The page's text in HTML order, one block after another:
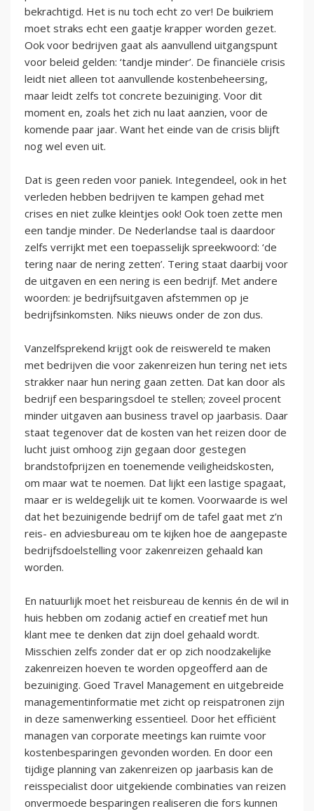
bekrachtigd. Het is nu toch echt zo ver! De buikriem
moet straks echt een gaatje krapper worden gezet.
Ook voor bedrijven gaat als aanvullend uitgangspunt
voor beleid gelden: ‘tandje minder’. De financiële crisis
leidt niet alleen tot aanvullende kostenbeheersing,
maar leidt zelfs tot concrete bezuiniging. Voor dit
moment en, zoals het zich nu laat aanzien, voor de
komende paar jaar. Want het einde van de crisis blijft
nog wel even uit.
Dat is geen reden voor paniek. Integendeel, ook in het
verleden hebben bedrijven te kampen gehad met
crises en niet zulke kleintjes ook! Ook toen zette men
een tandje minder. De Nederlandse taal is daardoor
zelfs verrijkt met een toepasselijk spreekwoord: ‘de
tering naar de nering zetten’. Tering staat daarbij voor
de uitgaven en een nering is een bedrijf. Met andere
woorden: je bedrijfsuitgaven afstemmen op je
bedrijfsinkomsten. Niks nieuws onder de zon dus.
Vanzelfsprekend krijgt ook de reiswereld te maken
met bedrijven die voor zakenreizen hun tering net iets
strakker naar hun nering gaan zetten. Dat kan door als
bedrijf een besparingsdoel te stellen; zoveel procent
minder uitgaven aan business travel op jaarbasis. Daar
staat tegenover dat de kosten van het reizen door de
lucht juist omhoog zijn gegaan door gestegen
brandstofprijzen en toenemende veiligheidskosten,
om maar wat te noemen. Dat lijkt een lastige spagaat,
maar er is weldegelijk uit te komen. Voorwaarde is wel
dat het bezuinigende bedrijf om de tafel gaat met z’n
reis- en adviesbureau om te kijken hoe de aangepaste
bedrijfsdoelstelling voor zakenreizen gehaald kan
worden.
En natuurlijk moet het reisbureau de kennis én de wil in
huis hebben om zodanig actief en creatief met hun
klant mee te denken dat zijn doel gehaald wordt.
Misschien zelfs zonder dat er op zich noodzakelijke
zakenreizen hoeven te worden opgeofferd aan de
bezuiniging. Goed Travel Management en uitgebreide
managementinformatie met zicht op reispatronen zijn
in deze samenwerking essentieel. Door het efficiënt
managen van corporate meetings kan ruimte voor
kostenbesparingen gevonden worden. En door een
tijdige planning van zakenreizen op jaarbasis kan de
reisspecialist door uitgekiende combinaties van reizen
onvermoede besparingen realiseren die fors kunnen